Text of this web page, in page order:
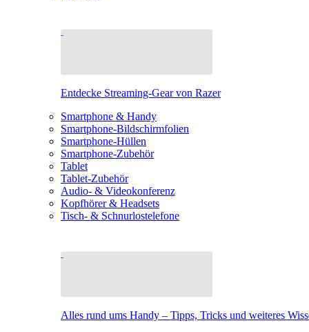
Entdecke Streaming-Gear von Razer
Smartphone & Handy
Smartphone-Bildschirmfolien
Smartphone-Hüllen
Smartphone-Zubehör
Tablet
Tablet-Zubehör
Audio- & Videokonferenz
Kopfhörer & Headsets
Tisch- & Schnurlostelefone
Alles rund ums Handy – Tipps, Tricks und weiteres